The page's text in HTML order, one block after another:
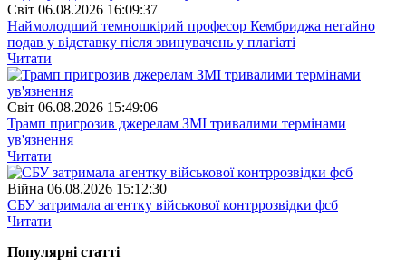
Свiт 06.08.2026 16:09:37
Наймолодший темношкірий професор Кембриджа негайно
подав у відставку після звинувачень у плагіаті
Читати
Свiт 06.08.2026 15:49:06
Трамп пригрозив джерелам ЗМІ тривалими термінами
ув'язнення
Читати
Війна 06.08.2026 15:12:30
СБУ затримала агентку військової контррозвідки фсб
Читати
Популярнi статтi